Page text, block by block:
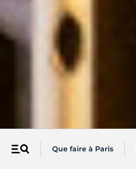
Menu Que faire à Paris